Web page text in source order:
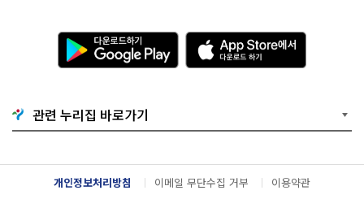
다
운
로
기
G
o
g
l
e
A
p
p
e
서
다
운
관련 누리집 바로가기
개인정보처리방침 이메일 무단수집 거부
이용약관